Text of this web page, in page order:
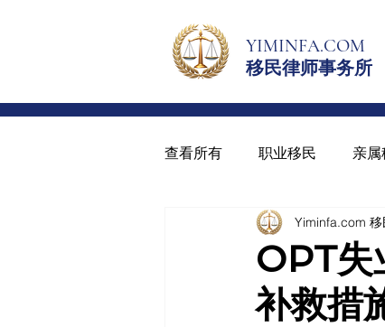
YIMINFA.COM
移民律师事务所
查看所有 职业移民 亲属
绿卡与入籍 青少年绿卡
OPT失
补救措
Yiminfa.com